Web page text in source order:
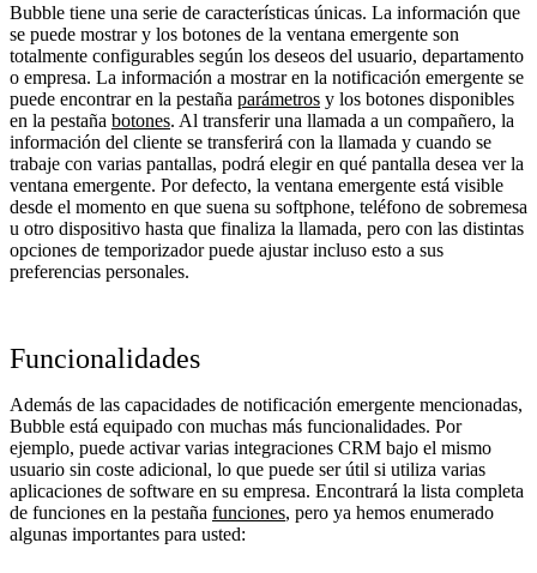
Bubble tiene una serie de características únicas. La información que
se puede mostrar y los botones de la ventana emergente son
totalmente configurables según los deseos del usuario, departamento
o empresa. La información a mostrar en la notificación emergente se
puede encontrar en la pestaña parámetros y los botones disponibles
en la pestaña botones. Al transferir una llamada a un compañero, la
información del cliente se transferirá con la llamada y cuando se
trabaje con varias pantallas, podrá elegir en qué pantalla desea ver la
ventana emergente. Por defecto, la ventana emergente está visible
desde el momento en que suena su softphone, teléfono de sobremesa
u otro dispositivo hasta que finaliza la llamada, pero con las distintas
opciones de temporizador puede ajustar incluso esto a sus
preferencias personales.
Funcionalidades
Además de las capacidades de notificación emergente mencionadas,
Bubble está equipado con muchas más funcionalidades. Por
ejemplo, puede activar varias integraciones CRM bajo el mismo
usuario sin coste adicional, lo que puede ser útil si utiliza varias
aplicaciones de software en su empresa. Encontrará la lista completa
de funciones en la pestaña funciones, pero ya hemos enumerado
algunas importantes para usted: